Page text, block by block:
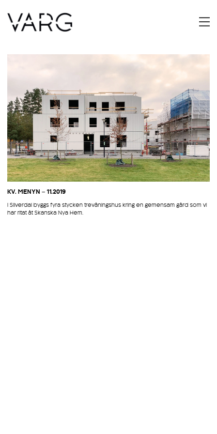
KV. MENYN – 11.2019
I Silverdal byggs fyra stycken trevåningshus kring en gemensam gård som vi
har ritat åt Skanska Nya Hem.